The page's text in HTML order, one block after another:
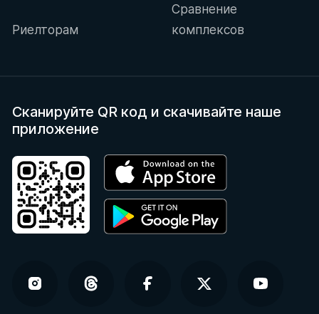
Риелторам
Сравнение
комплексов
Сканируйте QR код и скачивайте наше
приложение